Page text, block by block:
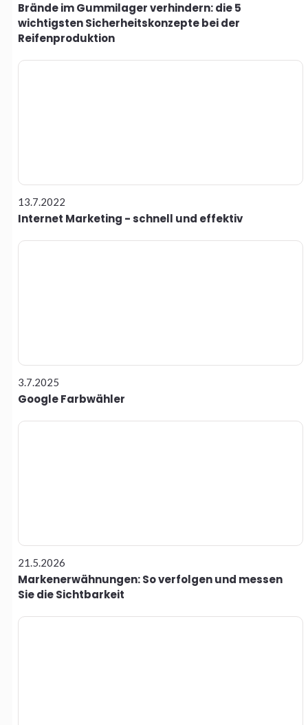
Brände im Gummilager verhindern: die 5
wichtigsten Sicherheitskonzepte bei der
Reifenproduktion
13.7.2022
Internet Marketing - schnell und effektiv
3.7.2025
Google Farbwähler
21.5.2026
Markenerwähnungen: So verfolgen und messen
Sie die Sichtbarkeit